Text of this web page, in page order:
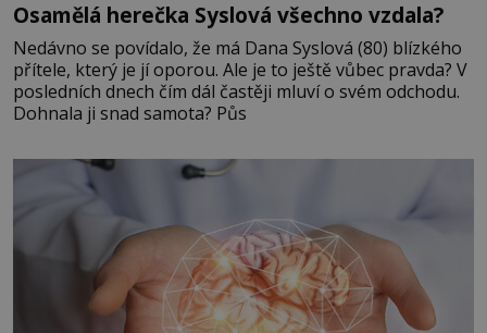
Osamělá herečka Syslová všechno vzdala?
Nedávno se povídalo, že má Dana Syslová (80) blízkého
přítele, který je jí oporou. Ale je to ještě vůbec pravda? V
posledních dnech čím dál častěji mluví o svém odchodu.
Dohnala ji snad samota? Půs